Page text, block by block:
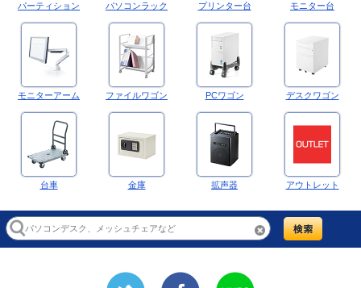
パーティション パソコンラック プリンター台 モニター台
モニターアーム ファイルワゴン PCワゴン デスクワゴン
台車 金庫 拡声器 アウトレット